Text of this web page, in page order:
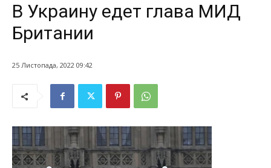
В Украину едет глава МИД
Британии
25 Листопада, 2022 09:42